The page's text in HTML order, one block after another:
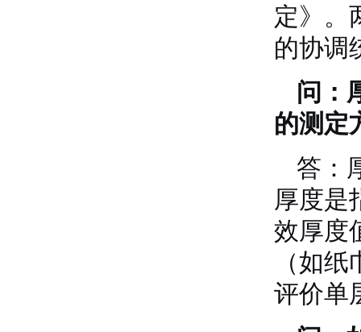
定》。
的协调
问：
的测定
答：
厚度是
效厚度
（如
评价单